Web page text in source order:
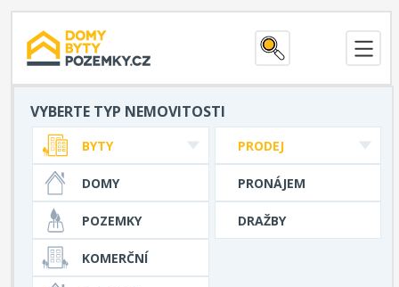
VYBERTE TYP NEMOVITOSTI
PRODEJ
PRONÁJEM
DRAŽBY
BYTY
DOMY
POZEMKY
KOMERČNÍ